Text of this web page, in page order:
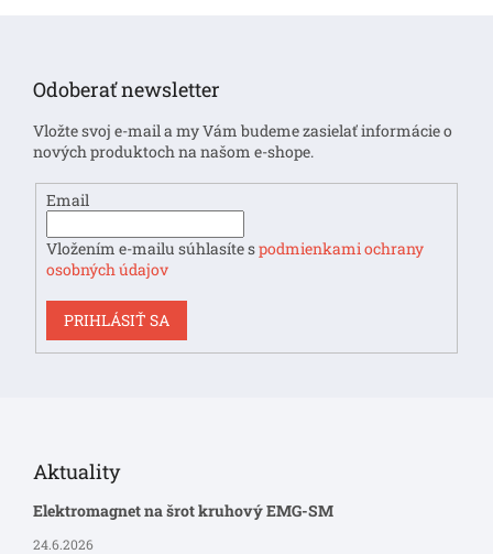
Odoberať newsletter
Vložte svoj e-mail a my Vám budeme zasielať informácie o
nových produktoch na našom e-shope.
Email
Vložením e-mailu súhlasíte spodmienkami ochrany
osobných údajov
PRIHLÁSIŤ SA
Aktuality
Elektromagnet na šrot kruhový EMG-SM
24.6.2026